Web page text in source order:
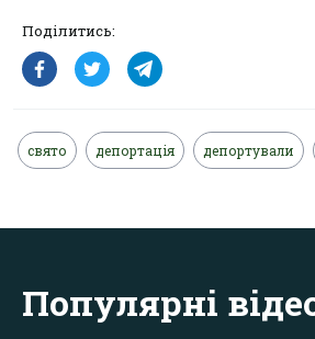
Поділитись:
свято депортація депортували
Популярні